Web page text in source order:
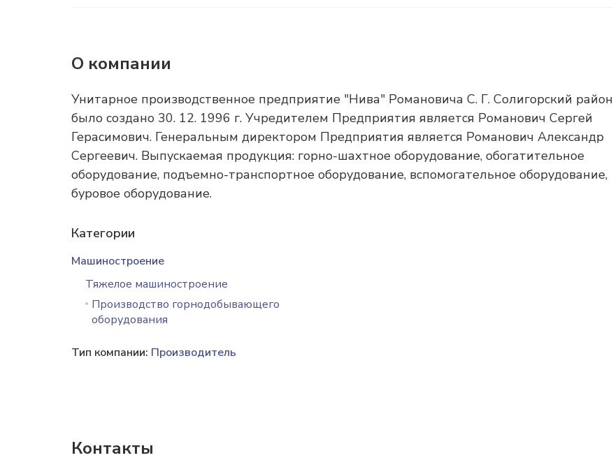
О компании
Унитарное производственное предприятие "Нива" Романовича С. Г. Солигорский район
было создано 30. 12. 1996 г. Учредителем Предприятия является Романович Сергей
Герасимович. Генеральным директором Предприятия является Романович Александр
Сергеевич. Выпускаемая продукция: горно-шахтное оборудование, обогатительное
оборудование, подъемно-транспортное оборудование, вспомогательное оборудование,
буровое оборудование.
Категории
Машиностроение
Тяжелое машиностроение
Производство горнодобывающего
оборудования
Тип компании: Производитель
Контакты